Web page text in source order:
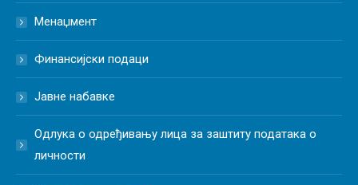
Менаџмент
Финансијски подаци
Јавне набавке
Одлука о одређивању лица за заштиту података о
личности